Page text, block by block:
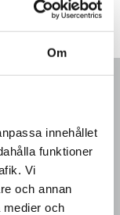
Om
innehållet
funktioner
Vi
och annan
medier och
våra olika
att hitta rätt
behov